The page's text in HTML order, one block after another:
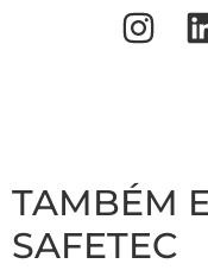
TAMBÉM
SAFETEC